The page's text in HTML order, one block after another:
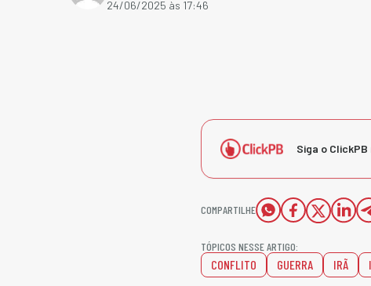
24/06/2025 às 17:46
Siga o
COMPARTILHE
TÓPICOS NESSE ARTIGO:
CONFLITO GUERRA IRÃ